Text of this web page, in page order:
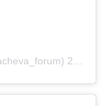
20 Янв 2019 в 9:54 PST